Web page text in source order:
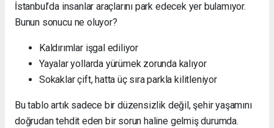
İstanbul’da insanlar araçlarını park edecek yer bulamıyor.
Bunun sonucu ne oluyor?
Kaldırımlar işgal ediliyor
Yayalar yollarda yürümek zorunda kalıyor
Sokaklar çift, hatta üç sıra parkla kilitleniyor
Bu tablo artık sadece bir düzensizlik değil, şehir yaşamını
doğrudan tehdit eden bir sorun haline gelmiş durumda.